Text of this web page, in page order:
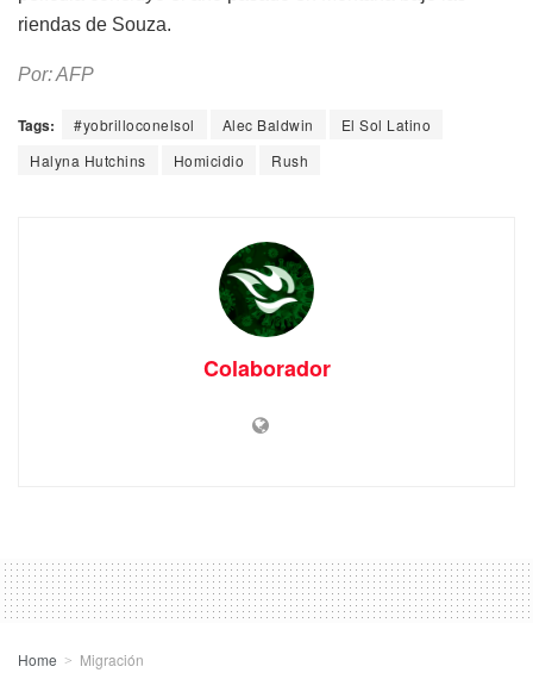
riendas de Souza.
Por: AFP
Tags: #yobrilloconelsol Alec Baldwin
El Sol Latino
Halyna Hutchins
Homicidio Rush
Colaborador
Home Migración